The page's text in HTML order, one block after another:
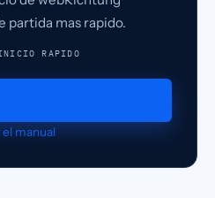
partida mas rapido.
RAPIDO
el manual